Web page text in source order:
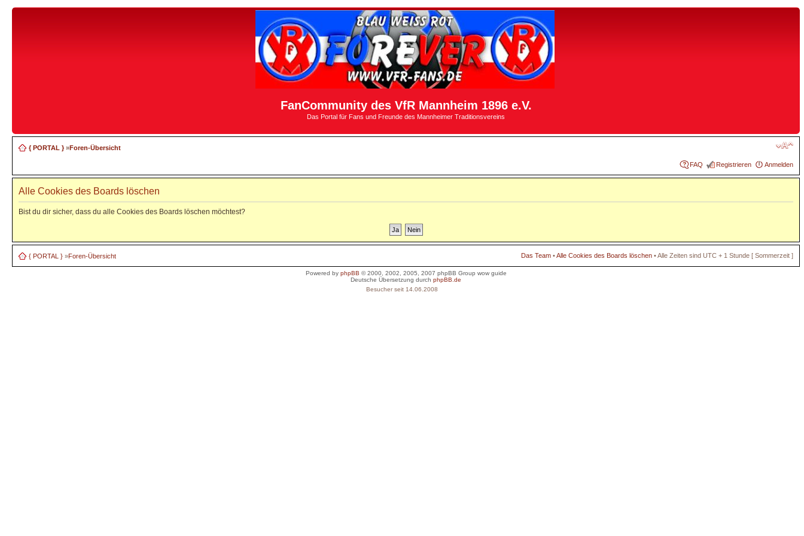
FanCommunity des VfR Mannheim 1896 e.V.
Das Portal für Fans und Freunde des Mannheimer Traditionsvereins
{ PORTAL }»Foren-Übersicht
FAQ Registrieren Anmelden
Alle Cookies des Boards löschen
Bist du dir sicher, dass du alle Cookies des Boards löschen möchtest?
{ PORTAL } »Foren-Übersicht Das Team •Alle Cookies des Boards löschen • Alle Zeiten sind UTC + 1 Stunde [ Sommerzeit ]
Powered by phpBB © 2000, 2002, 2005, 2007 phpBB Group wow guide
Deutsche Übersetzung durchphpBB.de
Besucher seit 14.06.2008